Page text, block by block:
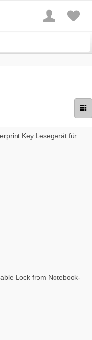
Key Lesegerät für
Lock from Notebook-